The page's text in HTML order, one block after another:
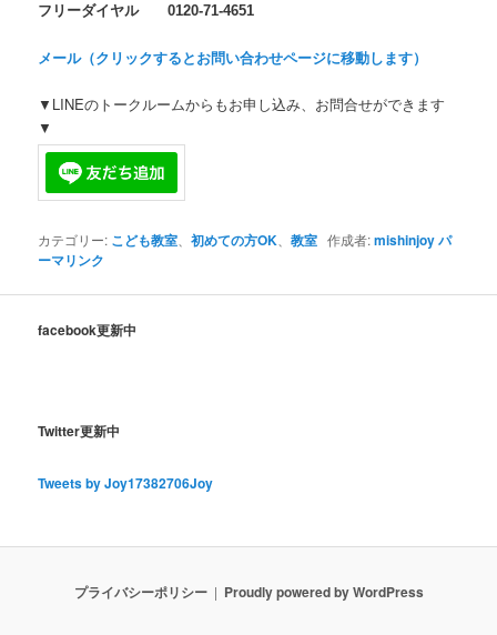
フリーダイヤル 0120-71-4651
メール（クリックするとお問い合わせページに移動します）
▼LINEのトークルームからもお申し込み、お問合せができます
▼
カテゴリー: こども教室、初めての方OK、教室 作成者:mishinjoyパ
ーマリンク
facebook更新中
Twitter更新中
Tweets by Joy17382706Joy
プライバシーポリシー Proudly powered by WordPress